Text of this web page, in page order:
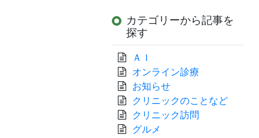
カテゴリーから記事を
探す
ＡＩ
オンライン診療
お知らせ
クリニックのことなど
クリニック訪問
グルメ